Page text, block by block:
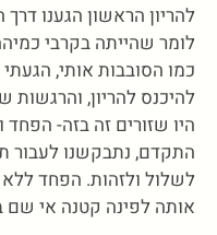
להריון הראשון הגענו
לומר שהייתה בקרבי
כמו הסובבות אותי,
להיכנס להריון,
היו שזורים זה בזה-
התקדם, נתבקשנו לעבור
לשלול ולזהות. הפחד
אותה לפינה קטנה אי שם